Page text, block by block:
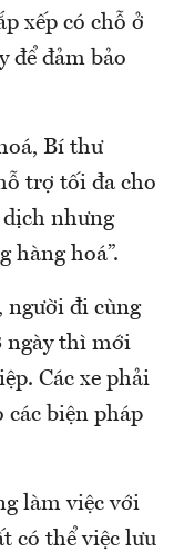
xếp có chỗ ở
để đảm bảo
Bí thư
trợ tối đa cho
dịch nhưng
hàng hoá”.
người đi cùng
ngày thì mới
Các xe phải
các biện pháp
làm việc với
có thể việc lưu